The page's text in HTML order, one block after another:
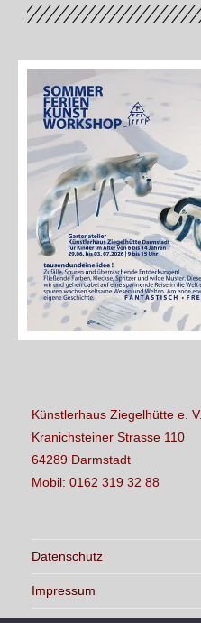
Künstlerhaus Ziegelhütte e. V.
Kranichsteiner Strasse 110
64289 Darmstadt
Mobil: 0162 319 32 88
Datenschutz
Impressum